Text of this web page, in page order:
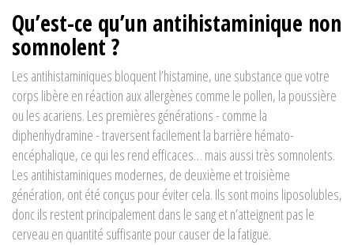
Qu’est-ce qu’un antihistaminique non
somnolent ?
Les antihistaminiques bloquent l’histamine, une substance que votre
corps libère en réaction aux allergènes comme le pollen, la poussière
ou les acariens. Les premières générations - comme la
diphenhydramine - traversent facilement la barrière hémato-
encéphalique, ce qui les rend efficaces… mais aussi très somnolents.
Les antihistaminiques modernes, de deuxième et troisième
génération, ont été conçus pour éviter cela. Ils sont moins liposolubles,
donc ils restent principalement dans le sang et n’atteignent pas le
cerveau en quantité suffisante pour causer de la fatigue.